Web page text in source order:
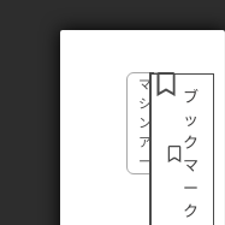
マン
ショ
ン・
アパ
ート
ブ
ッ
ク
マ
ー
ク